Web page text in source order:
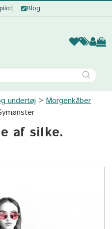
Blog
undertøj
Morgenkåber
af silke.